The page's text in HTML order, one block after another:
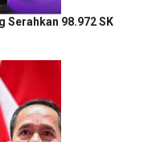
Serahkan 98.972 SK